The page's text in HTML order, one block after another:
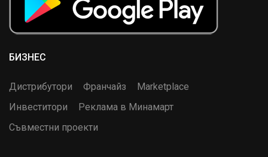
БИЗНЕС
Дистрибутори Франчайз
Marketplace
Инвеститори
Реклама в Минамарт
Съвместни проекти